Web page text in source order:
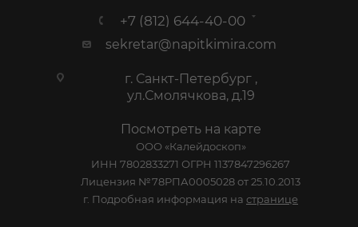
+7 (812) 644-40-00
sekretar@napitkimira.com
г. Санкт-Петербург ,
ул.Смолячкова, д.19
Посмотреть на карте
ООО «Калейдоскоп»
ИНН 7802833271 ОГРН 1137847296267
Лицензия №78РПА0005028 от 25.10.2013
г. Подробная информация на странице